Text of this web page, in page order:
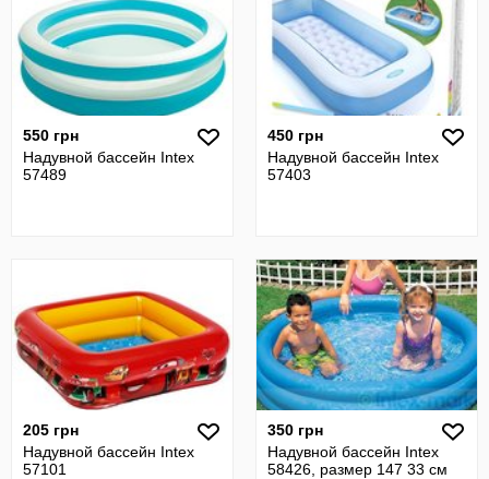
550 грн
Надувной бассейн Intex
57489
450 грн
Надувной бассейн Intex
57403
205 грн
Надувной бассейн Intex
57101
350 грн
Надувной бассейн Intex
58426, размер 147 33 см